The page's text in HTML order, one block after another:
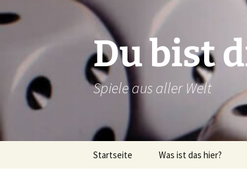
Inhalt
Du bist
Spiele aus aller Welt
Startseite Was ist das hier?